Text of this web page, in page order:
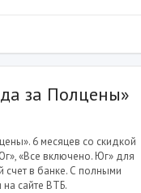
за Полцены»
6 месяцев со скидкой
«Все включено. Юг» для
счет в банке. С полными
сайте ВТБ.